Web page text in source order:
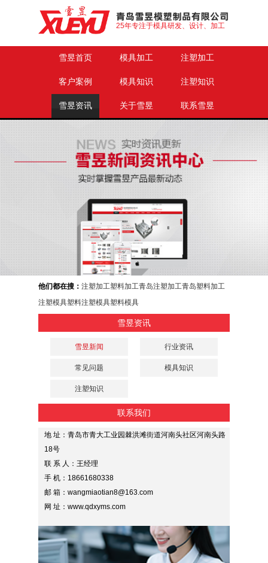
25年专注于模具研发、设计、加工
雪昱首页 模具加工 注塑加工
客户案例 模具知识 注塑知识
雪昱资讯 关于雪昱 联系雪昱
他们都在搜： 注塑加工塑料加工青岛注塑加工青岛塑料加工
注塑模具塑料注塑模具塑料模具
雪昱资讯
雪昱新闻 行业资讯
常见问题 模具知识
注塑知识
联系我们
地 址：青岛市青大工业园棘洪滩街道河南头社区河南头路
18号
联 系 人：王经理
手 机：18661680338
邮 箱：wangmiaotian8@163.com
网 址：www.qdxyms.com